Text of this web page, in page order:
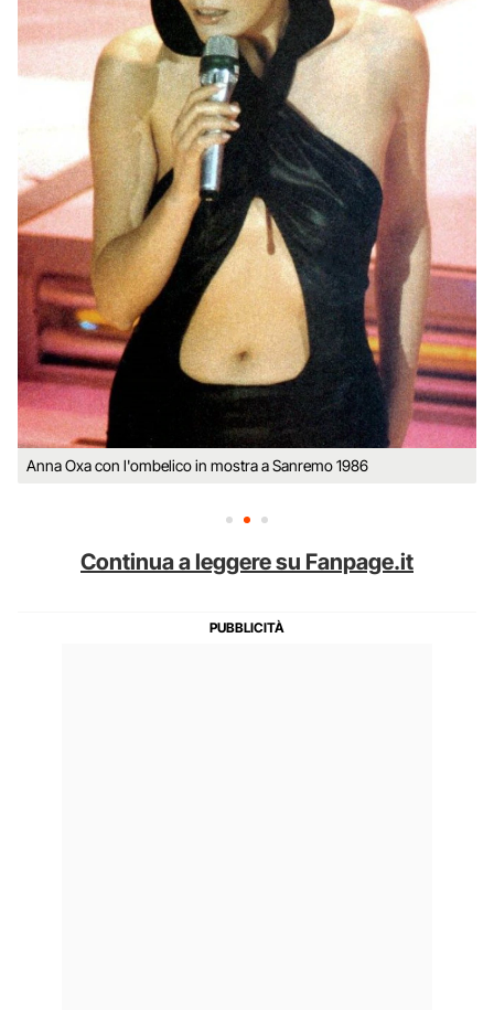
Anna Oxa con l'ombelico in mostra a Sanremo 1986
Continua a leggere su Fanpage.it